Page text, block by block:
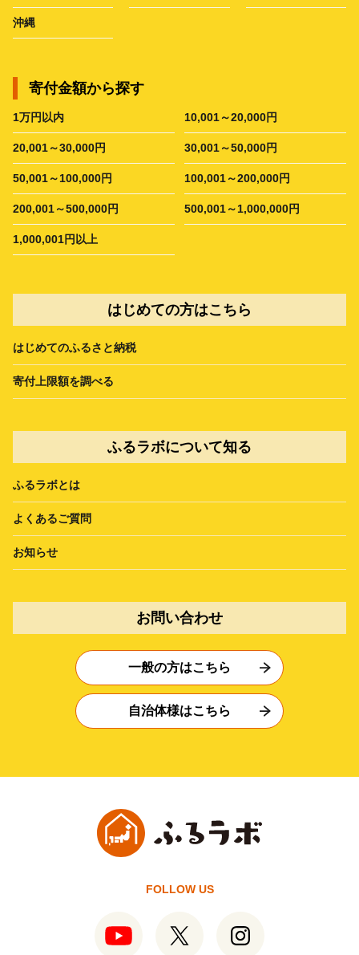
沖縄
寄付金額から探す
1万円以内 10,001～20,000円
20,001～30,000円 30,001～50,000円
50,001～100,000円 100,001～200,000円
200,001～500,000円 500,001～1,000,000円
1,000,001円以上
はじめての方はこちら
はじめてのふるさと納税
寄付上限額を調べる
ふるラボについて知る
ふるラボとは
よくあるご質問
お知らせ
お問い合わせ
一般の方はこちら
自治体様はこちら
FOLLOW US